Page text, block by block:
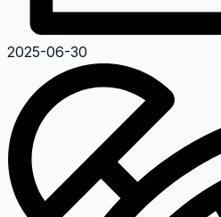
2025-06-30